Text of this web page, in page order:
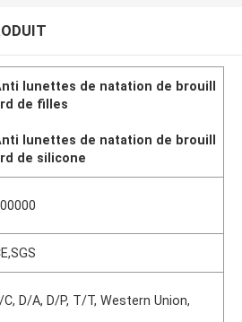
lunettes de natation de brouill
de filles
lunettes de natation de brouill
de silicone
C, D/A, D/P, T/T, Western Union,